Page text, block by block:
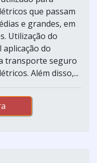
que passam
e grandes, em
Utilização do
do
transporte seguro
Além disso,...